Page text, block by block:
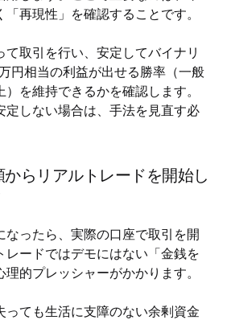
再現性」を確認することです。
て取引を行い、安定してバイナリ
円相当の利益が出せる勝率（一般
を維持できるかを確認します。
定しない場合は、手法を見直す必
らリアルトレードを開始し
なったら、実際の口座で取引を開
レードではデモにはない「金銭を
的プレッシャーがかかります。
っても生活に支障のない余剰資金